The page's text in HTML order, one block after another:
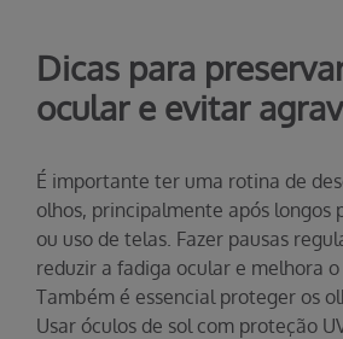
Dicas para
ocular e evitar
É importante ter uma rotina de
olhos, principalmente após longos
ou uso de telas. Fazer pausas
reduzir a fadiga ocular e melhora
Também é essencial proteger os
Usar óculos de sol com proteção